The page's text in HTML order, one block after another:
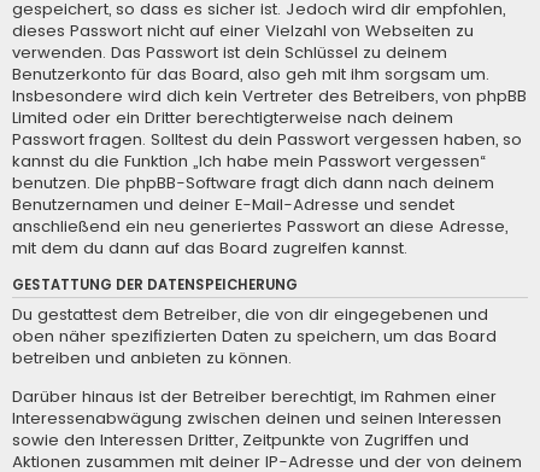
gespeichert, so dass es sicher ist. Jedoch wird dir empfohlen,
dieses Passwort nicht auf einer Vielzahl von Webseiten zu
verwenden. Das Passwort ist dein Schlüssel zu deinem
Benutzerkonto für das Board, also geh mit ihm sorgsam um.
Insbesondere wird dich kein Vertreter des Betreibers, von phpBB
Limited oder ein Dritter berechtigterweise nach deinem
Passwort fragen. Solltest du dein Passwort vergessen haben, so
kannst du die Funktion „Ich habe mein Passwort vergessen“
benutzen. Die phpBB-Software fragt dich dann nach deinem
Benutzernamen und deiner E-Mail-Adresse und sendet
anschließend ein neu generiertes Passwort an diese Adresse,
mit dem du dann auf das Board zugreifen kannst.
GESTATTUNG DER DATENSPEICHERUNG
Du gestattest dem Betreiber, die von dir eingegebenen und
oben näher spezifizierten Daten zu speichern, um das Board
betreiben und anbieten zu können.
Darüber hinaus ist der Betreiber berechtigt, im Rahmen einer
Interessenabwägung zwischen deinen und seinen Interessen
sowie den Interessen Dritter, Zeitpunkte von Zugriffen und
Aktionen zusammen mit deiner IP-Adresse und der von deinem